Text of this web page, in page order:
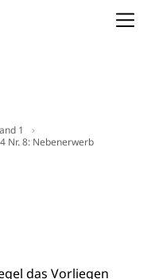
1
Nr. 8: Nebenerwerb
das Vorliegen
hslu
der Schweizer